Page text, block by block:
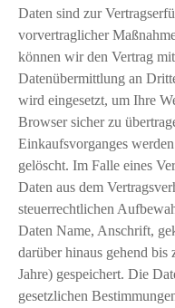
Daten sind zur
vorvertraglicher
können wir den Vertrag
Datenübermittlung an
wird eingesetzt, um Ihre
Browser sicher zu
Einkaufsvorganges
gelöscht. Im Falle eines
Daten aus dem
steuerrechtlichen
Daten Name, Anschrift,
darüber hinaus gehend
Jahre) gespeichert. Die
gesetzlichen